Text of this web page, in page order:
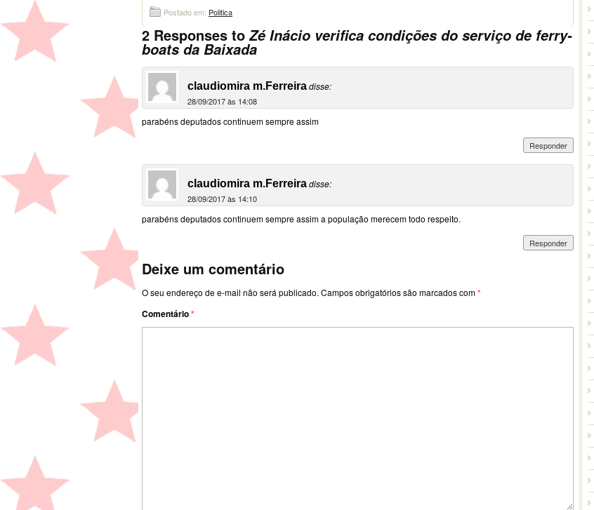
Postado em: Politica
2 Responses to Zé Inácio verifica condições do serviço de ferry-
boats da Baixada
claudiomira m.Ferreiradisse:
28/09/2017 às 14:08
parabéns deputados continuem sempre assim
Responder
claudiomira m.Ferreiradisse:
28/09/2017 às 14:10
parabéns deputados continuem sempre assim a população merecem todo respeito.
Responder
Deixe um comentário
O seu endereço de e-mail não será publicado. Campos obrigatórios são marcados com*
Comentário*